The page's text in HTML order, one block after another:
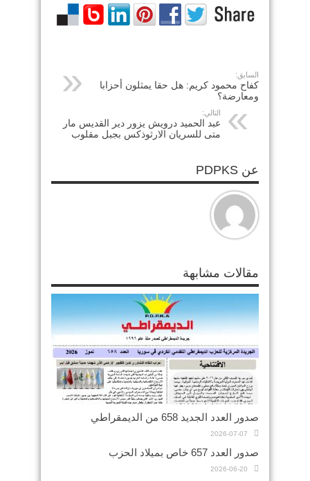
السابق:
كفاح محمود كريم: هل حقا يمثلون أحزابا
ومعارضة؟
التالي:
عبد الحميد درويش يزور دير القديس مار
متى للسريان الارثوذكس بجبل مقلوب
عن PDPKS
مقالات مشابهة
صدور العدد الجديد 658 من الديمقراطي
2026-07-07
صدور العدد 657 خاص بميلاد الحزب
2026-06-20